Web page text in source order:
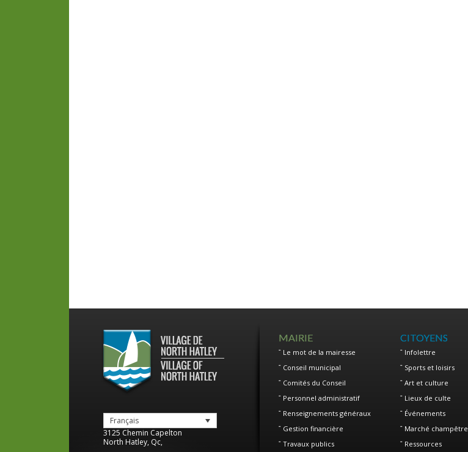
Français
3125 Chemin Capelton
North Hatley, Qc,
MAIRIE
Le mot de la mairesse
Conseil municipal
Comités du Conseil
Personnel administratif
Renseignements généraux
Gestion financière
Travaux publics
CITOYENS
Infolettre
Sports et loisirs
Art et culture
Lieux de culte
Événements
Marché champêtre
Ressources